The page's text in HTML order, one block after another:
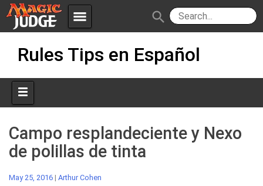
menu
Apps JudgeApps
Forum
Judges
Policies IPG
JAR
search
Rules Tips en Español
Campo resplandeciente y Nexo
de polillas de tinta
May 25, 2016 | Arthur Cohen